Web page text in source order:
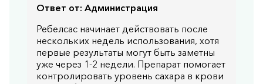
Ответ от: Администрация
Ребелсас начинает действовать после
нескольких недель использования, хотя
первые результаты могут быть заметны
уже через 1-2 недели. Препарат помогает
контролировать уровень сахара в крови